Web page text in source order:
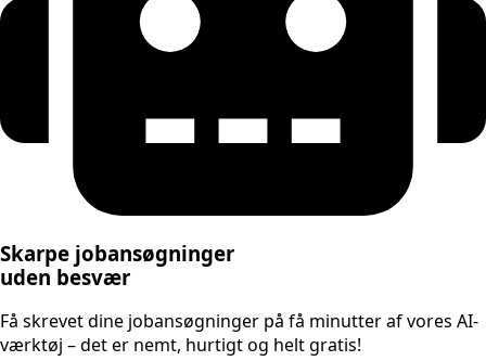
Skarpe jobansøgninger
uden besvær
Få skrevet dine jobansøgninger på få minutter af vores AI-
værktøj – det er nemt, hurtigt og helt gratis!